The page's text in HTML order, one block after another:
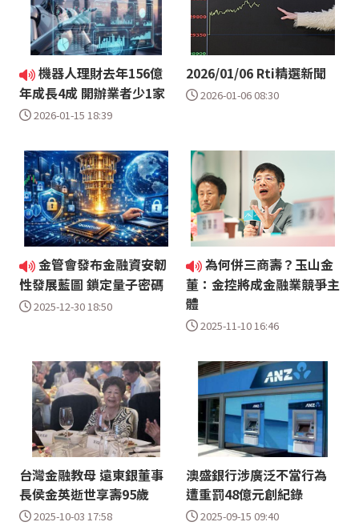
機器人理財去年156億
年成長4成 開辦業者少1家
2026-01-15 18:39
2026/01/06 Rti精選新聞
2026-01-06 08:30
金管會發布金融資安韌
性發展藍圖 鎖定量子密碼
2025-12-30 18:50
為何併三商壽？玉山金
董：金控將成金融業競爭主
體
2025-11-10 16:46
台灣金融教母 遠東銀董事
長侯金英逝世享壽95歲
2025-10-03 17:58
澳盛銀行涉廣泛不當行為
遭重罰48億元創紀錄
2025-09-15 09:40